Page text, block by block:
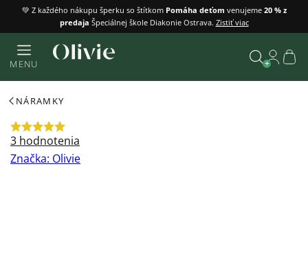
Prejsť
obsah
💚 Z každého nákupu šperku so štítkom Pomáha deťom venujeme 20 % z
predaja Špeciálnej škole Diakonie Ostrava. Zistiť viac
MENU
NÁRAMKY
Priemerné
hodnotenie
3 hodnotenia
Značka: Olivie